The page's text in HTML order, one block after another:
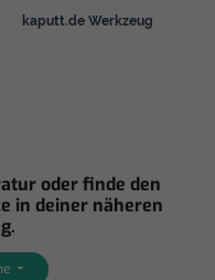
kaputt.de Werkzeug
oder finde den
in deiner näheren